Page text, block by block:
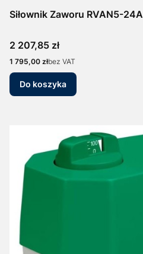
Siłownik Zaworu RVAN5-24A
Cena
2 207,85 zł
Cena
1 795,00 złbez VAT
Do koszyka